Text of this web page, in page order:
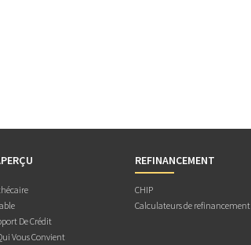
De Crédit
Vous Convient
REFINANCEMENT
CHIP
Calculateurs de refinancement